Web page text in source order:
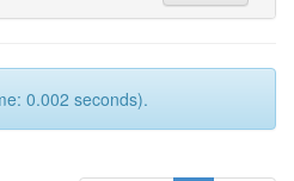
0.002 seconds).